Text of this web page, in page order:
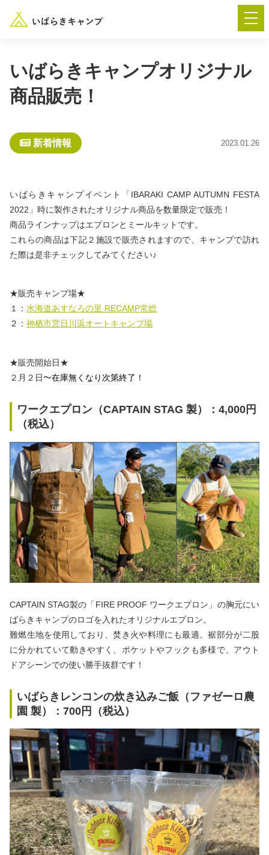
― AUTUMN FESTA 2026 ―
楽しみ方 新着情報
イベント情報 春夏キャンプ
海辺キャンプ
プライバシーポリシー
いばらきキャンプオリジナル
商品販売！
新着情報 2023.01.26
いばらきキャンプイベント「IBARAKI CAMP AUTUMN FESTA
2022」時に製作されたオリジナル商品を数量限定で販売！
商品ラインナップはエプロンとミールキットです。
これらの商品は下記２施設で販売されますので、キャンプで訪れ
た際は是非チェックしてみてください♪
★販売キャンプ場★
１： 水海道あすなろの里 RECAMP常総
２： 神栖市営日川浜オートキャンプ場
★販売開始日★
２月２日〜在庫無くなり次第終了！
ワークエプロン（CAPTAIN STAG 製）：4,000円
（税込）
CAPTAIN STAG製の「FIRE PROOF ワークエプロン」の胸元にい
ばらきキャンプのロゴを入れたオリジナルエプロン。
難燃生地を使用しており、焚き火や料理にも最適。裾部分が二股
に分かれていて動きやすく、ポケットやフックも多様で、アウト
ドアシーンでの使い勝手抜群です！
いばらきレンコンの炊き込みご飯（ファゼーロ農
園 製）：700円（税込）